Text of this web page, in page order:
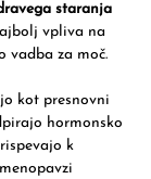
staranja
vpliva na
vadba za moč.
kot presnovni
hormonsko
k